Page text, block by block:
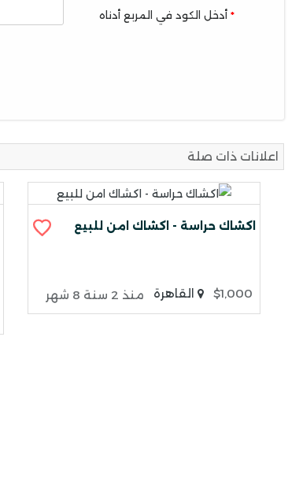
أدخل الكود في المربع أدناه
اعلانات ذات صلة
اكشاك حراسة - اكشاك امن للبيع
$1,000 القاهرة منذ 2 سنة 8 شهر